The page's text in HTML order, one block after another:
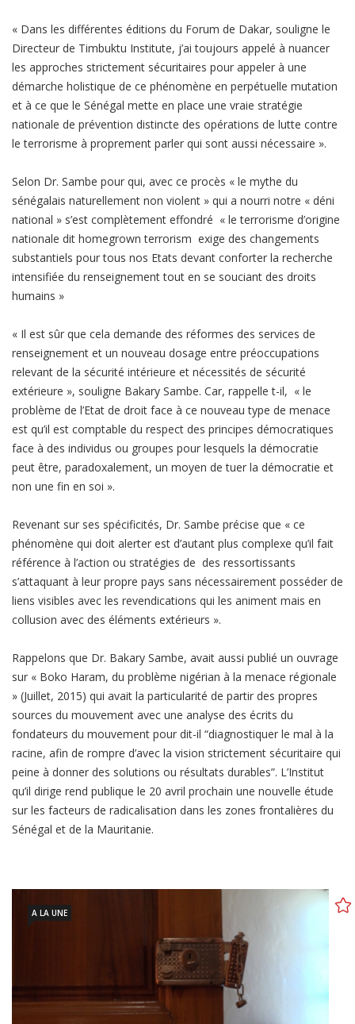
« Dans les différentes éditions du Forum de Dakar, souligne le
Directeur de Timbuktu Institute, j’ai toujours appelé à nuancer
les approches strictement sécuritaires pour appeler à une
démarche holistique de ce phénomène en perpétuelle mutation
et à ce que le Sénégal mette en place une vraie stratégie
nationale de prévention distincte des opérations de lutte contre
le terrorisme à proprement parler qui sont aussi nécessaire ».
Selon Dr. Sambe pour qui, avec ce procès « le mythe du
sénégalais naturellement non violent » qui a nourri notre « déni
national » s’est complètement effondré « le terrorisme d’origine
nationale dit homegrown terrorism exige des changements
substantiels pour tous nos Etats devant conforter la recherche
intensifiée du renseignement tout en se souciant des droits
humains »
« Il est sûr que cela demande des réformes des services de
renseignement et un nouveau dosage entre préoccupations
relevant de la sécurité intérieure et nécessités de sécurité
extérieure », souligne Bakary Sambe. Car, rappelle t-il, « le
problème de l’Etat de droit face à ce nouveau type de menace
est qu’il est comptable du respect des principes démocratiques
face à des individus ou groupes pour lesquels la démocratie
peut être, paradoxalement, un moyen de tuer la démocratie et
non une fin en soi ».
Revenant sur ses spécificités, Dr. Sambe précise que « ce
phénomène qui doit alerter est d’autant plus complexe qu’il fait
référence à l’action ou stratégies de des ressortissants
s’attaquant à leur propre pays sans nécessairement posséder de
liens visibles avec les revendications qui les animent mais en
collusion avec des éléments extérieurs ».
Rappelons que Dr. Bakary Sambe, avait aussi publié un ouvrage
sur « Boko Haram, du problème nigérian à la menace régionale
» (Juillet, 2015) qui avait la particularité de partir des propres
sources du mouvement avec une analyse des écrits du
fondateurs du mouvement pour dit-il “diagnostiquer le mal à la
racine, afin de rompre d’avec la vision strictement sécuritaire qui
peine à donner des solutions ou résultats durables”. L’Institut
qu’il dirige rend publique le 20 avril prochain une nouvelle étude
sur les facteurs de radicalisation dans les zones frontalières du
Sénégal et de la Mauritanie.
A LA UNE